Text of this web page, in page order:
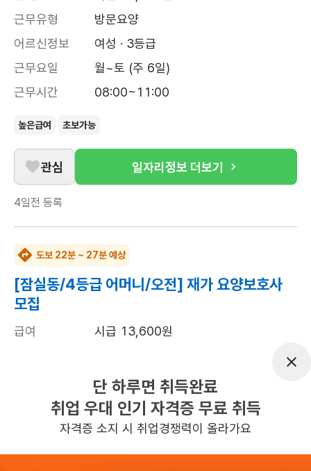
근무유형
방문요양
어르신정보
여성 · 3등급
근무요일
월~토 (주 6일)
근무시간
08:00~11:00
높은급여 초보가능
관심 일자리정보 더보기
4일전 등록
도보 22분 ~ 27분 예상
[잠실동/4등급 어머니/오전] 재가 요양보호사
모집
급여
시급 13,600원
4등급
근무요일
주5일근무
평일 : 근무시간 - 09:30~ 12:30 또는
단 하루면 취득완료
취업 우대 인기 자격증 무료 취득
자격증 소지 시 취업경쟁력이 올라가요